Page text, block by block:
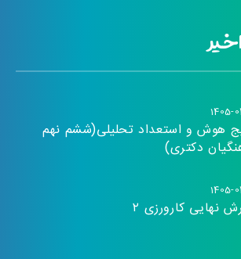
1405-
هوش و استعداد تحلیلی(ششم نهم
دکتری)
1405-
نهایی کارورزی ۲